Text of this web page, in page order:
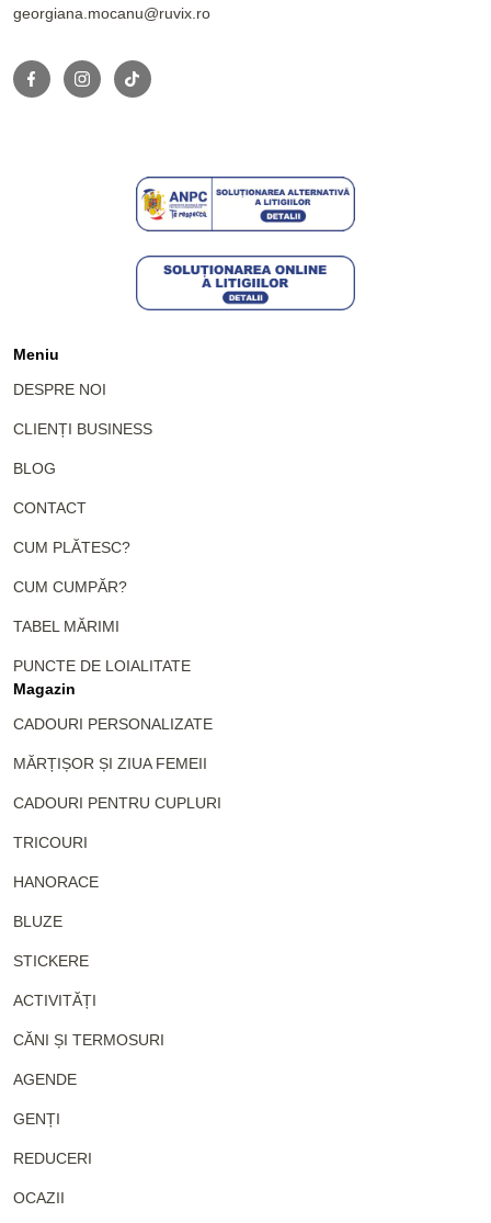
georgiana.mocanu@ruvix.ro
Meniu
DESPRE NOI
CLIENȚI BUSINESS
BLOG
CONTACT
CUM PLĂTESC?
CUM CUMPĂR?
TABEL MĂRIMI
PUNCTE DE LOIALITATE
Magazin
CADOURI PERSONALIZATE
MĂRȚIȘOR ȘI ZIUA FEMEII
CADOURI PENTRU CUPLURI
TRICOURI
HANORACE
BLUZE
STICKERE
ACTIVITĂȚI
CĂNI ȘI TERMOSURI
AGENDE
GENȚI
REDUCERI
OCAZII